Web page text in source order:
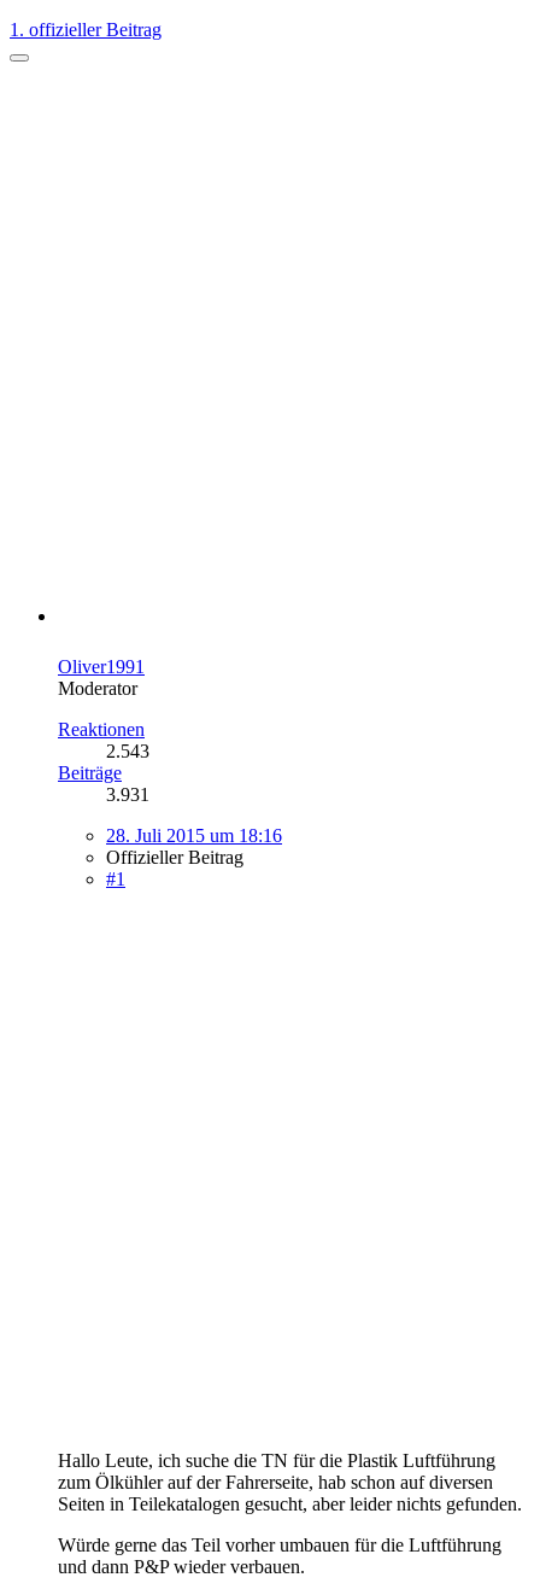
1. offizieller Beitrag
Oliver1991
Moderator
Reaktionen
2.543
Beiträge
3.931
28. Juli 2015 um 18:16
Offizieller Beitrag
#1
Hallo Leute, ich suche die TN für die Plastik Luftführung
zum Ölkühler auf der Fahrerseite, hab schon auf diversen
Seiten in Teilekatalogen gesucht, aber leider nichts gefunden.
Würde gerne das Teil vorher umbauen für die Luftführung
und dann P&P wieder verbauen.